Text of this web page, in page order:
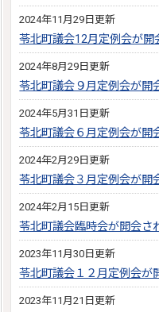
2024年11月29日更新
苓北町議会12月定例会が開
2024年8月29日更新
苓北町議会９月定例会が開
2024年5月31日更新
苓北町議会６月定例会が開
2024年2月29日更新
苓北町議会３月定例会が開
2024年2月15日更新
苓北町議会臨時会が開会さ
2023年11月30日更新
苓北町議会１２月定例会が
2023年11月21日更新